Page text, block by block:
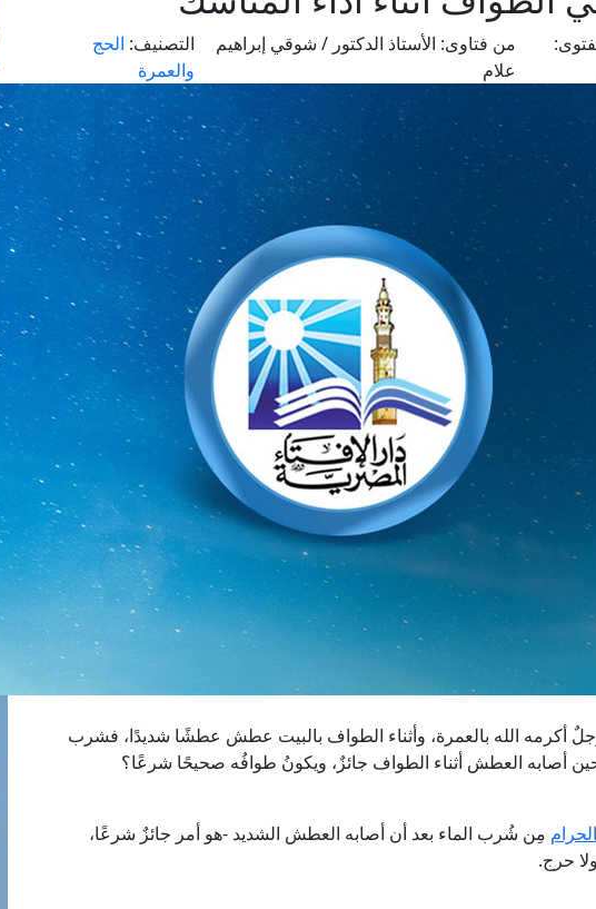
من فتاوى: الأستاذ الدكتور / شوقي إبراهيم
علام
التصنيف: الحج
والعمرة
أكرمه الله بالعمرة، وأثناء الطواف بالبيت عطش عطشًا شديدًا، فشرب
أصابه العطش أثناء الطواف جائزٌ، ويكونُ طوافُه صحيحًا شرعًا؟
مِن شُرب الماء بعد أن أصابه العطش الشديد -هو أمر جائزٌ شرعًا،
حرج.